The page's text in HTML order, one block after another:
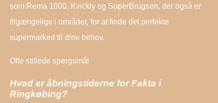
som Rema 1000, Kvickly og SuperBrugsen, der også er
tilgængelige i området, for at finde det perfekte
supermarked til dine behov.
Ofte stillede spørgsmål
Hvad er åbningstiderne for Fakta i
Ringkøbing?